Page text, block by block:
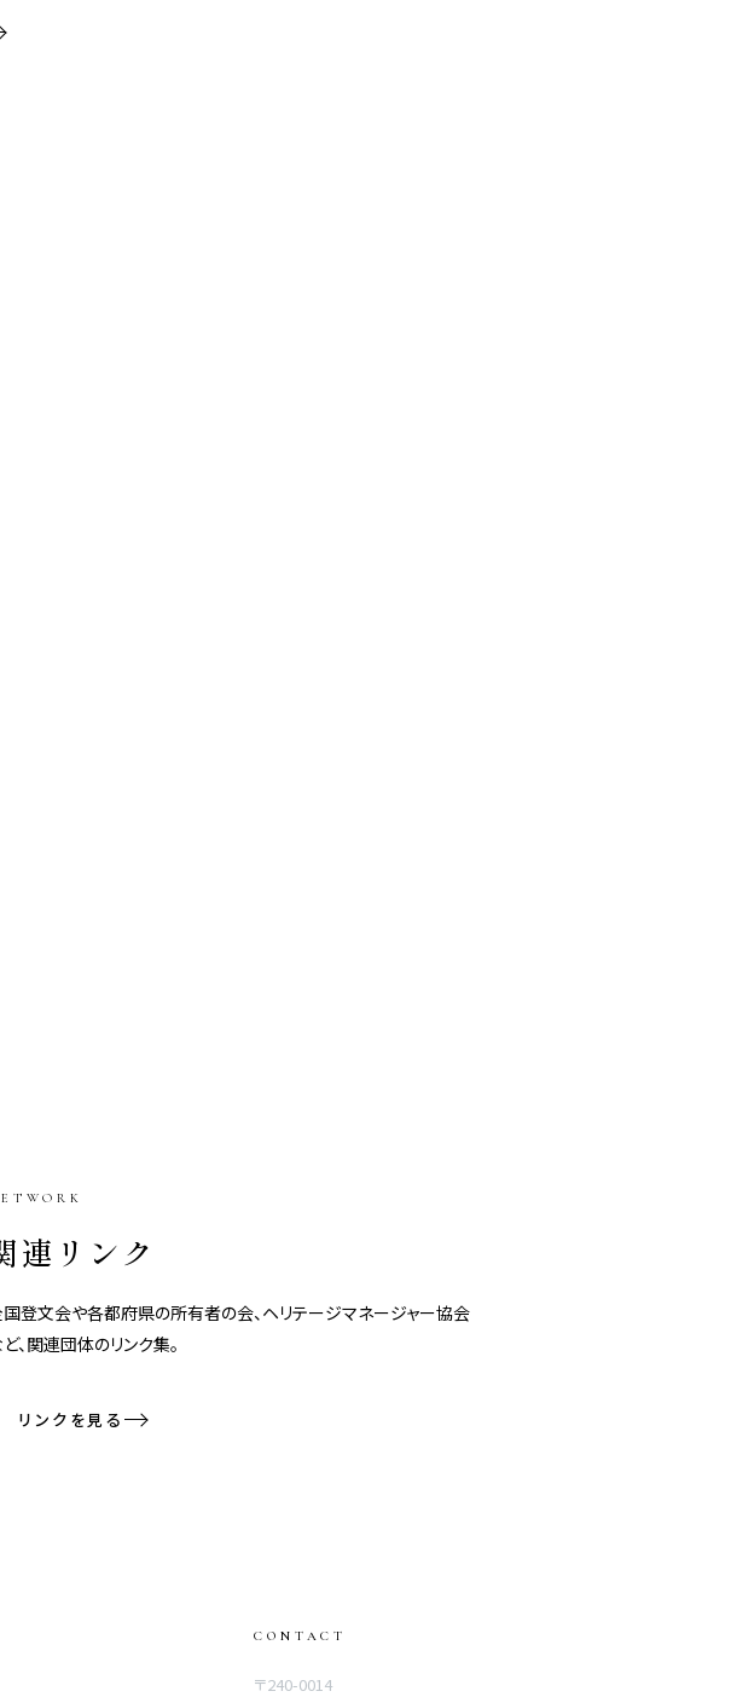
連リンク
登文会や各都府県の所有者の会、ヘリテージマネージャー協会
、関連団体のリンク集。
リンクを見る
CONTACT
〒240-0014